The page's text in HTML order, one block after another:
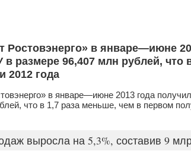
в январе—июне
размере 96,407 млн рублей, что
2012 года
в январе—июне 2013 года
что в 1,7 раза меньше, чем в первом
выросла на 5,3%, составив 9